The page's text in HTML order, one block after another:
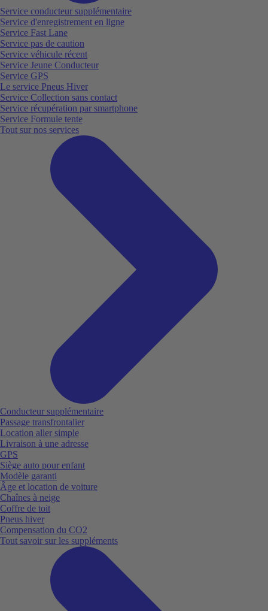
Service conducteur supplémentaire
Service d'enregistrement en ligne
Service Fast Lane
Service pas de caution
Service véhicule récent
Service Jeune Conducteur
Service GPS
Le service Pneus Hiver
Service Collection sans contact
Service récupération par smartphone
Service Formule tente
Tout sur nos services
Conducteur supplémentaire
Passage transfrontalier
Location aller simple
Livraison à une adresse
GPS
Siège auto pour enfant
Modèle garanti
Âge et location de voiture
Chaînes à neige
Coffre de toit
Pneus hiver
Compensation du CO2
Tout savoir sur les suppléments